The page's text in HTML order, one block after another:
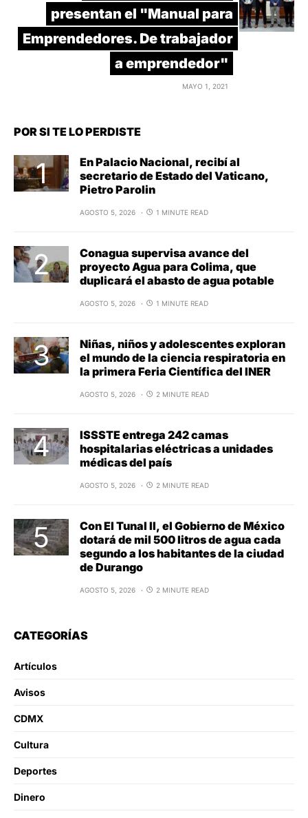
presentan el "Manual para
Emprendedores. De trabajador
a emprendedor"
MAYO 1, 2021
POR SI TE LO PERDISTE
En Palacio Nacional, recibí al
secretario de Estado del Vaticano,
Pietro Parolin
AGOSTO 5, 2026 1 MINUTE READ
Conagua supervisa avance del
proyecto Agua para Colima, que
duplicará el abasto de agua potable
AGOSTO 5, 2026 1 MINUTE READ
Niñas, niños y adolescentes exploran
el mundo de la ciencia respiratoria en
la primera Feria Científica del INER
AGOSTO 5, 2026 2 MINUTE READ
ISSSTE entrega 242 camas
hospitalarias eléctricas a unidades
médicas del país
AGOSTO 5, 2026 2 MINUTE READ
Con El Tunal II, el Gobierno de México
dotará de mil 500 litros de agua cada
segundo a los habitantes de la ciudad
de Durango
AGOSTO 5, 2026 2 MINUTE READ
CATEGORÍAS
Artículos
Avisos
CDMX
Cultura
Deportes
Dinero